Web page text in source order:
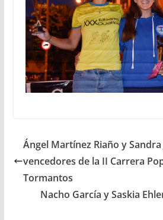
Ángel Martínez Riaño y Sandra
vencedores de la II Carrera
Tormantos
Nacho García y Saskia